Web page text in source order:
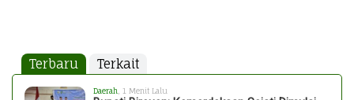
Terbaru Terkait
Daerah , 1 Menit Lalu